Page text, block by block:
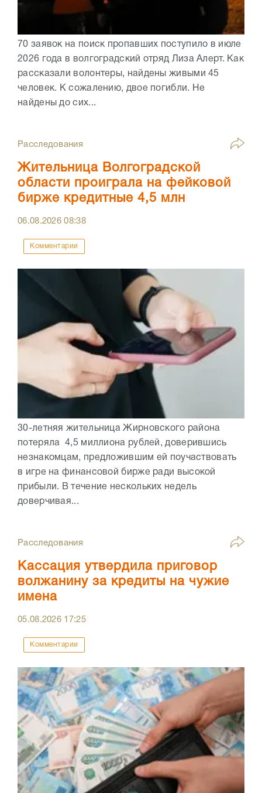
70 заявок на поиск пропавших поступило в июле
2026 года в волгоградский отряд Лиза Алерт. Как
рассказали волонтеры, найдены живыми 45
человек. К сожалению, двое погибли. Не
найдены до сих...
Расследования
Жительница Волгоградской
области проиграла на фейковой
бирже кредитные 4,5 млн
06.08.202608:38
Комментарии
30-летняя жительница Жирновского района
потеряла 4,5 миллиона рублей, доверившись
незнакомцам, предложившим ей поучаствовать
в игре на финансовой бирже ради высокой
прибыли. В течение нескольких недель
доверчивая...
Расследования
Кассация утвердила приговор
волжанину за кредиты на чужие
имена
05.08.2026 17:25
Комментарии